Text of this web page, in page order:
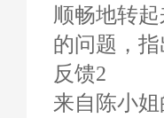
顺畅地转
的问题，
反馈2
来自陈小